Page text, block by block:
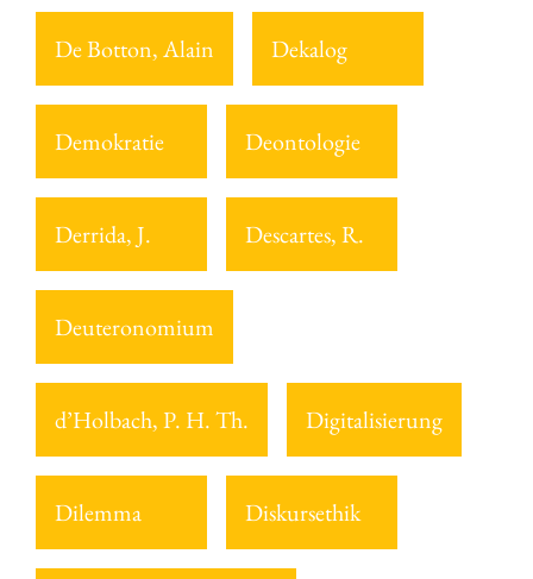
De Botton, Alain Dekalog
Demokratie Deontologie
Derrida, J. Descartes, R.
Deuteronomium
d’Holbach, P. H. Th. Digitalisierung
Dilemma Diskursethik